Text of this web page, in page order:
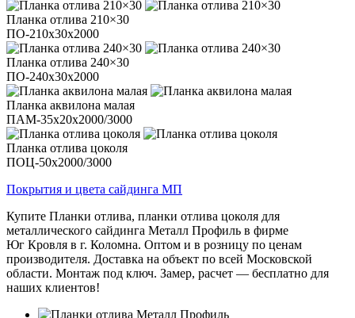
Планка отлива 210×30
ПО-210х30х2000
Планка отлива 240×30
ПО-240х30х2000
Планка аквилона малая
ПАМ-35х20х2000/3000
Планка отлива цоколя
ПОЦ-50х2000/3000
Покрытия и цвета сайдинга МП
Купите Планки отлива, планки отлива цоколя для
металлического сайдинга Металл Профиль в фирме
Юг Кровля в г. Коломна. Оптом и в розницу по ценам
производителя. Доставка на объект по всей Московской
области. Монтаж под ключ. Замер, расчет — бесплатно для
наших клиентов!